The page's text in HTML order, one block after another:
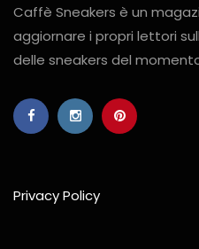
Caffè Sneakers è un
aggiornare i propri lettori
delle sneakers del
Privacy Policy